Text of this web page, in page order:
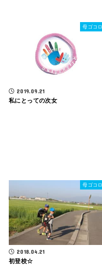
母ゴコロ
2019.09.21
私にとっての次女
母ゴコロ
2018.04.21
初登校☆